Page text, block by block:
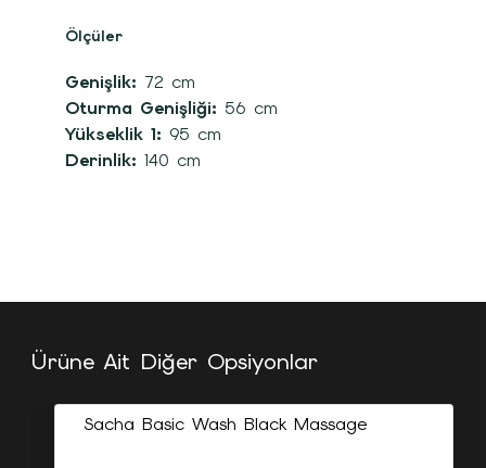
Ölçüler
Genişlik: 72 cm
Oturma Genişliği: 56 cm
Yükseklik 1: 95 cm
Derinlik: 140 cm
Ürüne Ait Diğer Opsiyonlar
Sacha Basic Wash Black Massage